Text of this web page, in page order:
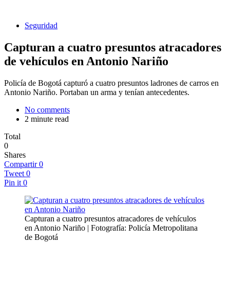
Seguridad
Capturan a cuatro presuntos atracadores
de vehículos en Antonio Nariño
Policía de Bogotá capturó a cuatro presuntos ladrones de carros en
Antonio Nariño. Portaban un arma y tenían antecedentes.
No comments
2 minute read
Total
0
Shares
Compartir 0
Tweet 0
Pin it 0
Capturan a cuatro presuntos atracadores de vehículos
en Antonio Nariño | Fotografía: Policía Metropolitana
de Bogotá